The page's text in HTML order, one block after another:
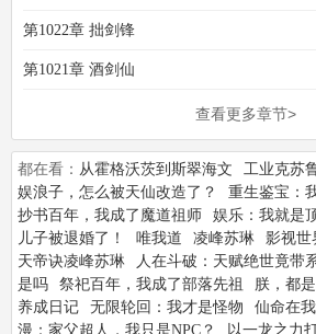
第1022章 拙剑锋
第1021章 酒剑仙
查看更多章节>
都在看： 从霍格沃茨到斯翠海文 工业克苏
娱浪子，怎么被天仙改造了？
重生鉴宝：
抄书百年，我成了魔道祖师
娱乐：我就是
儿子被退婚了！
唯我道 凌峰苏琳 影视世
天帝诀凌峰苏琳
人在斗破：天赋绝世竟带
是吗
祭祀百年，我成了部落先祖 朕，都
养成日记
无限轮回：我才是怪物 仙命在我
漫：家父超人，我只是NPC？
以一龙之力